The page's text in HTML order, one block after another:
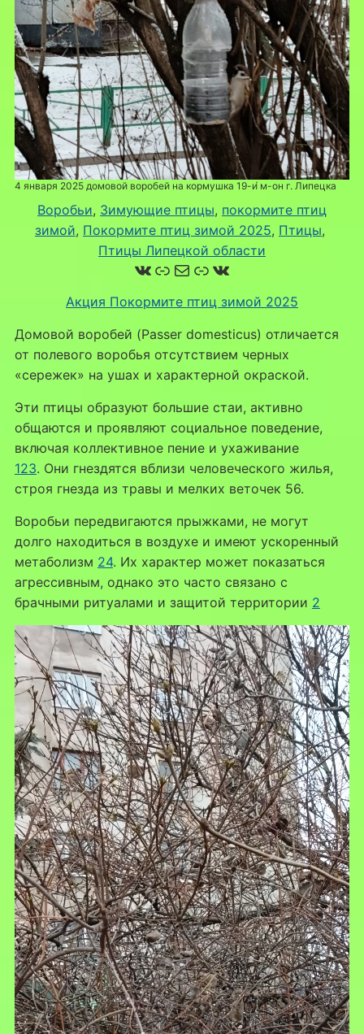
4 января 2025 домовой воробей на кормушка 19-и́ м-он г. Липецка
Воробьи, Зимующие птицы, покормите птиц
зимой, Покормите птиц зимой 2025, Птицы
Птицы Липецкой области
ВКонтакте
Ссылка
Почта
Ссылка
ВКонтакте
Акция Покормите птиц зимой 2025
Домовой воробей (Passer domesticus) отличается
от полевого воробья отсутствием черных
«сережек» на ушах и характерной окраской.
Эти птицы образуют большие стаи, активно
общаются и проявляют социальное поведение,
включая коллективное пение и ухаживание
123. Они гнездятся вблизи человеческого жилья,
строя гнезда из травы и мелких веточек 56.
Воробьи передвигаются прыжками, не могут
долго находиться в воздухе и имеют ускоренный
метаболизм 24. Их характер может показаться
агрессивным, однако это часто связано с
брачными ритуалами и защитой территории 2